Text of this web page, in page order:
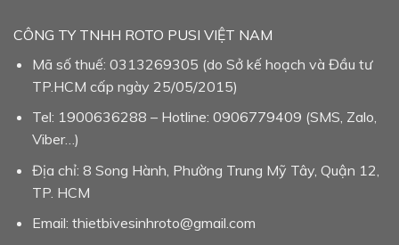
CÔNG TY TNHH ROTO PUSI VIỆT NAM
Mã số thuế: 0313269305 (do Sở kế hoạch và Đầu tư
TP.HCM cấp ngày 25/05/2015)
Tel: 1900636288 – Hotline: 0906779409 (SMS, Zalo,
Viber…)
Địa chỉ: 8 Song Hành, Phường Trung Mỹ Tây, Quận 12,
TP. HCM
Email: thietbivesinhroto@gmail.com